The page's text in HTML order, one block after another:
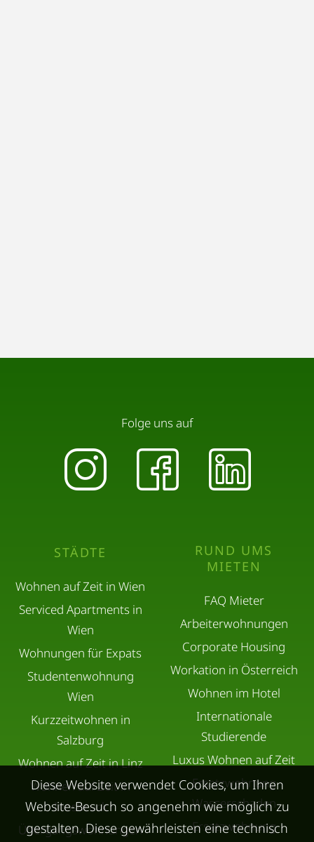
STÄDTE
Wohnen auf Zeit in Wien
Serviced Apartments in
Wien
Wohnungen für Expats
Studentenwohnung
Wien
Kurzzeitwohnen in
Salzburg
Wohnen auf Zeit in Linz
Wohnen auf Zeit in
Innsbruck
Übergangswohnungen
RUND UMS
MIETEN
FAQ Mieter
Arbeiterwohnungen
Corporate Housing
Workation in Österreich
Wohnen im Hotel
Internationale
Studierende
Luxus Wohnen auf Zeit
Ersatzwohnung
Wasserschaden
Ersatzwohnung
Folge uns auf
Diese Website verwendet Cookies, um Ihren
Website-Besuch so angenehm wie möglich zu
gestalten. Diese gewährleisten eine technisch